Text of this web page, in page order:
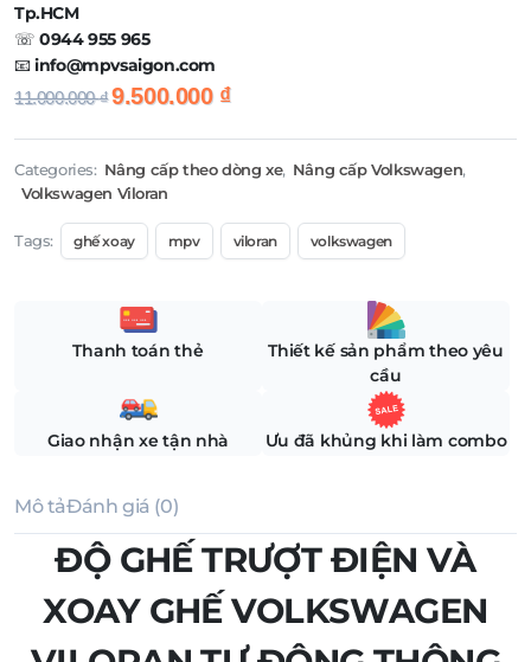
Tp.HCM
☏0944 955 965
📧info@mpvsaigon.com
11.000.000₫
Giá
là:
11.000.000 ₫.
9.500.000 ₫
Giá
tại
là:
9.500.000 ₫.
Categories: Nâng cấp theo dòng xe, Nâng cấp Volkswagen,
Volkswagen Viloran
Tags: ghế xoay mpv viloran volkswagen
Thanh toán thẻ
Thiết kế sản phẩm theo yêu
cầu
Giao nhận xe tận nhà Ưu đã khủng khi làm combo
Mô tảĐánh giá (0)
ĐỘ GHẾ TRƯỢT ĐIỆN VÀ
XOAY GHẾ VOLKSWAGEN